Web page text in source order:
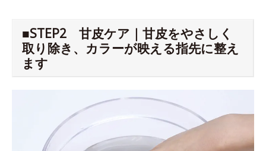
■STEP2 甘皮ケア｜甘皮をやさしく
取り除き、カラーが映える指先に整え
ます